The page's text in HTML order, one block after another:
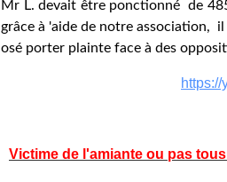
Mr L. devait être ponctionné de
grâce à 'aide de notre association,
osé porter plainte face à des
Victime de l'amiante ou pas